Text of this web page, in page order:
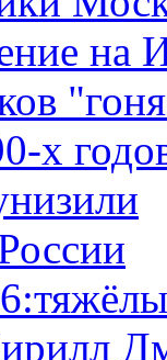
на
х